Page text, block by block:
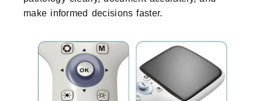
make informed decisions faster.